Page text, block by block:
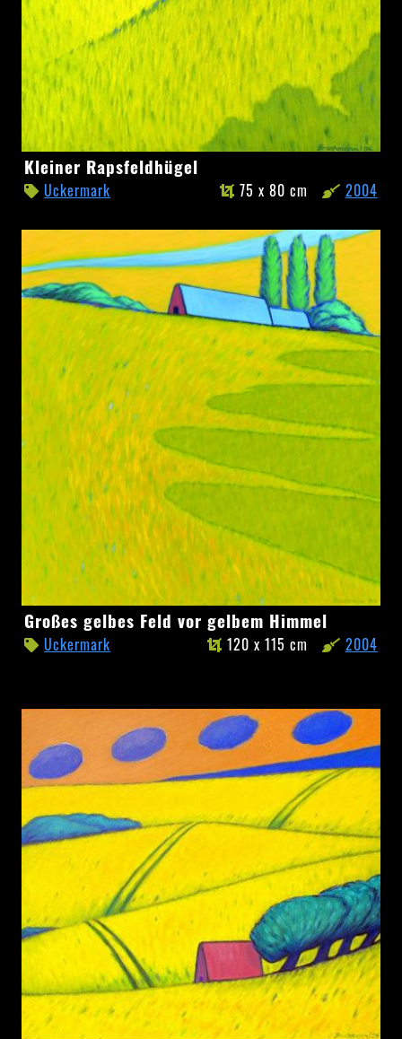
Kleiner
Rapsfeldhügel
Kleiner Rapsfeldhügel
Uckermark 2004
75 x 80 cm
Großes
gelbes
Feld
Großes gelbes Feld vor gelbem Himmel
Uckermark 2004
120 x 115 cm